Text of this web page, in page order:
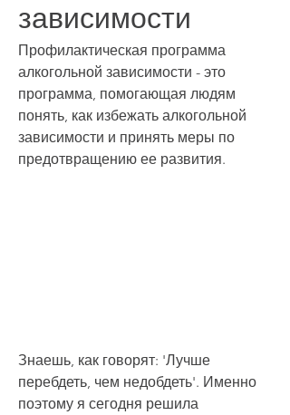
зависимости
Профилактическая программа
алкогольной зависимости - это
программа, помогающая людям
понять, как избежать алкогольной
зависимости и принять меры по
предотвращению ее развития.
Знаешь, как говорят: 'Лучше
перебдеть, чем недобдеть'. Именно
поэтому я сегодня решила